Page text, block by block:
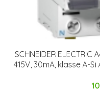
SCHNEIDER ELECTRIC
415V, 30mA, klasse A-